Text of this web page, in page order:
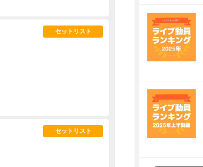
セットリスト
セットリスト